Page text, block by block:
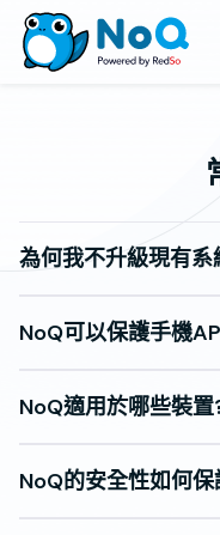
為何我不升級現有系
NoQ可以保護手機
NoQ適用於哪些裝置
NoQ的安全性如何保